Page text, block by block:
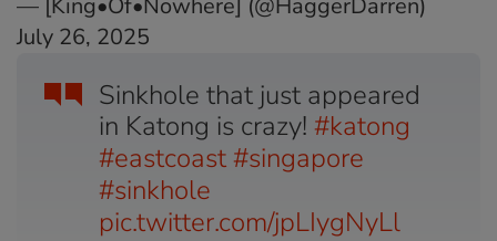
Sinkhole that just appeared
in Katong is crazy! #katong
#eastcoast #singapore
#sinkhole
pic.twitter.com/jpLIygNyLl
July 26, 2025